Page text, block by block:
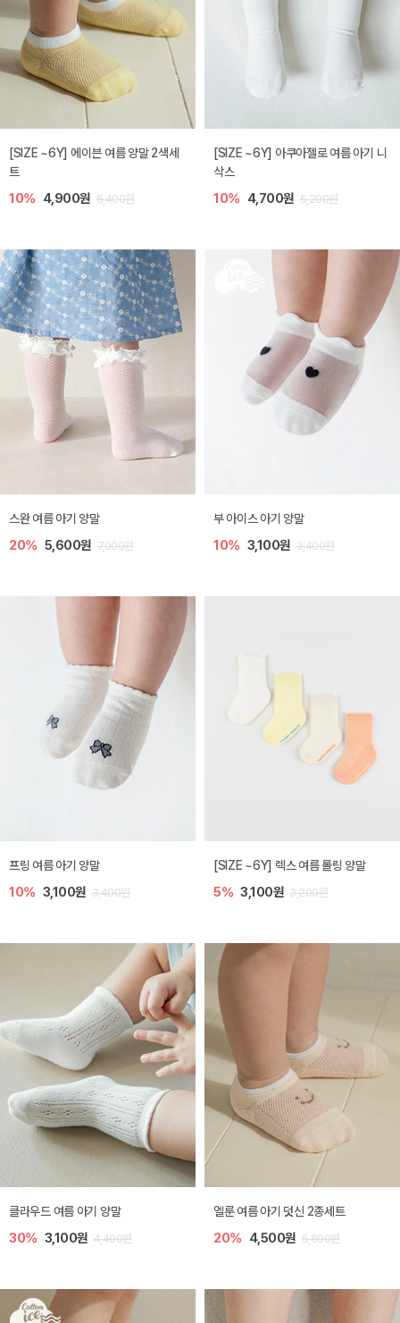
[SIZE ~6Y] 에이븐 여름 양말 2색세
트
10% 4,900원 5,400원
[SIZE ~6Y] 아쿠아젤로 여름 아기 니
삭스
10% 4,700원 5,200원
스완 여름 아기 양말
20% 5,600원 7,000원
부 아이스 아기 양말
10% 3,100원 3,400원
프링 여름 아기 양말
10% 3,100원 3,400원
[SIZE ~6Y] 렉스 여름 롤링 양말
5% 3,100원 3,200원
클라우드 여름 아기 양말
30% 3,100원 4,400원
엘룬 여름 아기 덧신 2종세트
20% 4,500원 5,600원